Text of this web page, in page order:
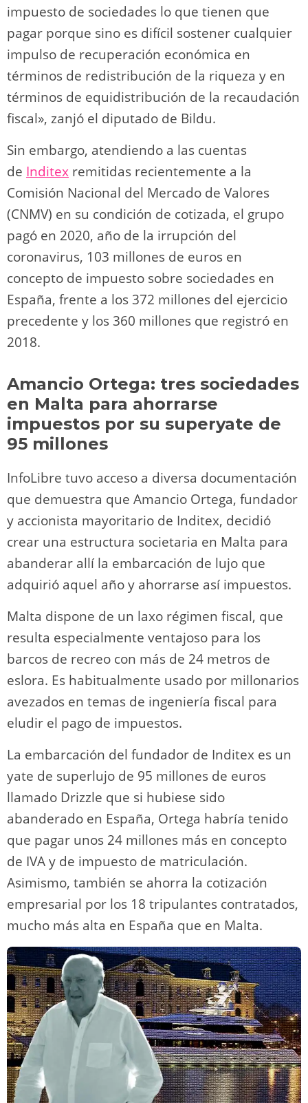
impuesto de sociedades lo que tienen que
pagar porque sino es difícil sostener cualquier
impulso de recuperación económica en
términos de redistribución de la riqueza y en
términos de equidistribución de la recaudación
fiscal», zanjó el diputado de Bildu.
Sin embargo, atendiendo a las cuentas
de Inditex remitidas recientemente a la
Comisión Nacional del Mercado de Valores
(CNMV) en su condición de cotizada, el grupo
pagó en 2020, año de la irrupción del
coronavirus, 103 millones de euros en
concepto de impuesto sobre sociedades en
España, frente a los 372 millones del ejercicio
precedente y los 360 millones que registró en
2018.
Amancio Ortega: tres sociedades
en Malta para ahorrarse
impuestos por su superyate de
95 millones
InfoLibre tuvo acceso a diversa documentación
que demuestra que Amancio Ortega, fundador
y accionista mayoritario de Inditex, decidió
crear una estructura societaria en Malta para
abanderar allí la embarcación de lujo que
adquirió aquel año y ahorrarse así impuestos.
Malta dispone de un laxo régimen fiscal, que
resulta especialmente ventajoso para los
barcos de recreo con más de 24 metros de
eslora. Es habitualmente usado por millonarios
avezados en temas de ingeniería fiscal para
eludir el pago de impuestos.
La embarcación del fundador de Inditex es un
yate de superlujo de 95 millones de euros
llamado Drizzle que si hubiese sido
abanderado en España, Ortega habría tenido
que pagar unos 24 millones más en concepto
de IVA y de impuesto de matriculación.
Asimismo, también se ahorra la cotización
empresarial por los 18 tripulantes contratados,
mucho más alta en España que en Malta.